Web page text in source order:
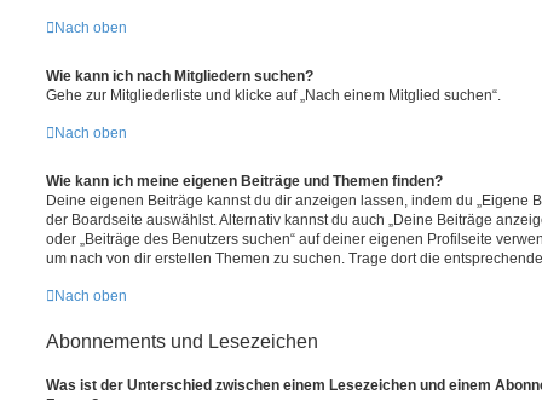
Nach oben
Wie kann ich nach Mitgliedern suchen?
Gehe zur Mitgliederliste und klicke auf „Nach einem Mitglied suchen“.
Nach oben
Wie kann ich meine eigenen Beiträge und Themen finden?
Deine eigenen Beiträge kannst du dir anzeigen lassen, indem du „Eigene
der Boardseite auswählst. Alternativ kannst du auch „Deine Beiträge
oder „Beiträge des Benutzers suchen“ auf deiner eigenen Profilseite
um nach von dir erstellen Themen zu suchen. Trage dort die
Nach oben
Abonnements und Lesezeichen
Was ist der Unterschied zwischen einem Lesezeichen und einem